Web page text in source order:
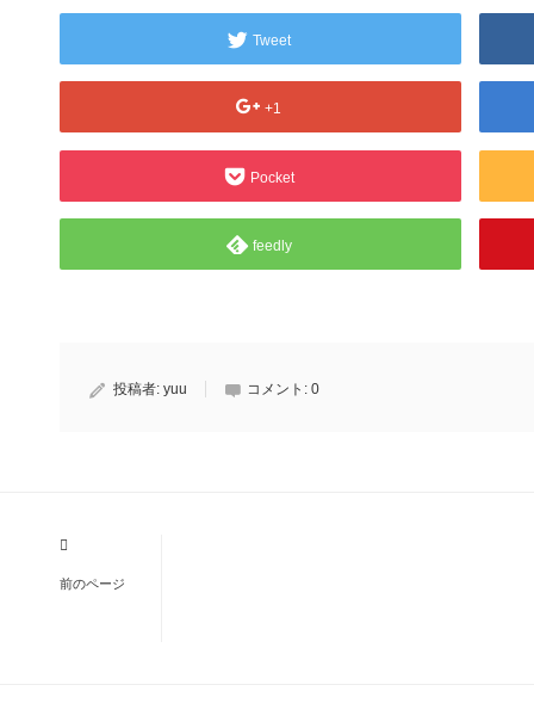
Tweet
+1
Pocket
feedly
投稿者: yuu コメント: 0
前のページ